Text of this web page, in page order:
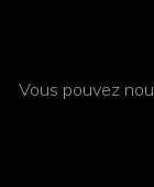
Vous pouvez